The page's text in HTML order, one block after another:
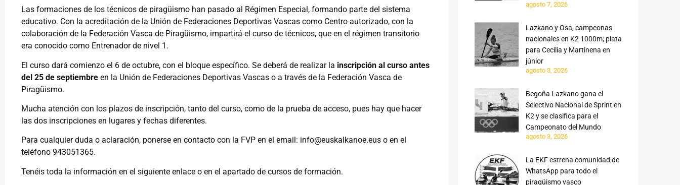
Las formaciones de los técnicos de piragüismo han pasado al Régimen Especial, formando parte del sistema
educativo. Con la acreditación de la Unión de Federaciones Deportivas Vascas como Centro autorizado, con la
colaboración de la Federación Vasca de Piragüismo, impartirá el curso de técnicos, que en el régimen transitorio
era conocido como Entrenador de nivel 1.
El curso dará comienzo el 6 de octubre, con el bloque específico. Se deberá de realizar la inscripción al curso antes
del 25 de septiembre en la Unión de Federaciones Deportivas Vascas o a través de la Federación Vasca de
Piragüismo.
Mucha atención con los plazos de inscripción, tanto del curso, como de la prueba de acceso, pues hay que hacer
las dos inscripciones en lugares y fechas diferentes.
Para cualquier duda o aclaración, ponerse en contacto con la FVP en el email: info@euskalkanoe.eus o en el
teléfono 943051365.
Tenéis toda la información en el siguiente enlace o en el apartado de cursos de formación.
agosto 7, 2026
Lazkano y Osa, campeonas
nacionales en K2 1000m; plata
para Cecilia y Martinena en
júnior
agosto 3, 2026
Begoña Lazkano gana el
Selectivo Nacional de Sprint en
K2 y se clasifica para el
Campeonato del Mundo
agosto 3, 2026
La EKF estrena comunidad de
WhatsApp para todo el
piragüismo vasco